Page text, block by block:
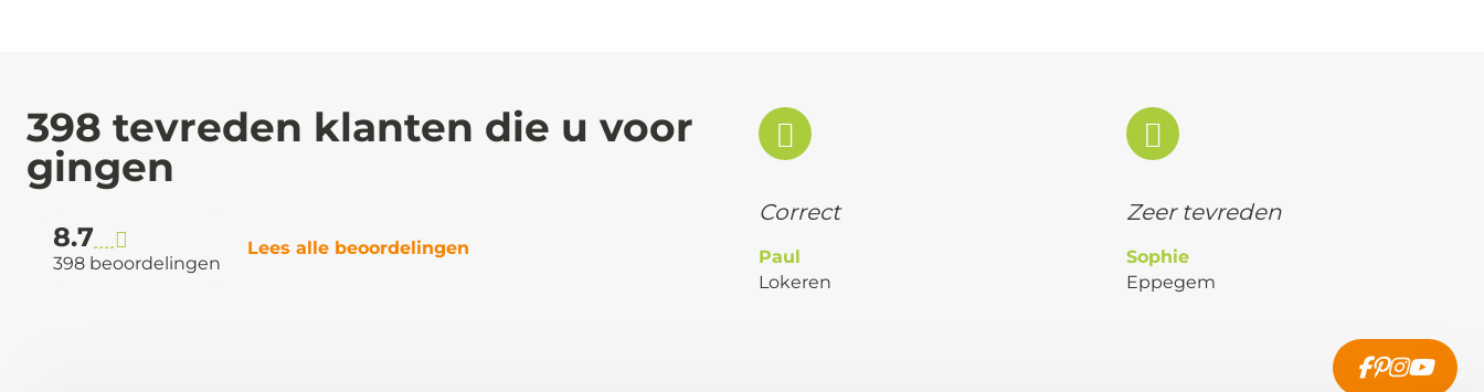
398 tevreden klanten die u voor
gingen
8.7
398 beoordelingen
Lees alle beoordelingen
Correct
Paul
Lokeren
Zeer tevreden
Sophie
Eppegem